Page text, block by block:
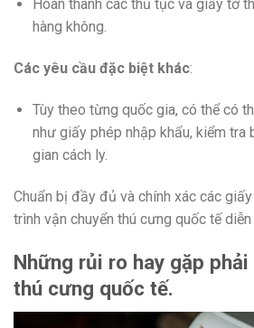
Hoàn thành các thủ tục và giấy tờ
hàng không.
Các yêu cầu đặc biệt khác:
Tùy theo từng quốc gia, có thể có
như giấy phép nhập khẩu, kiểm tra
gian cách ly.
Chuẩn bị đầy đủ và chính xác các
trình vận chuyển thú cưng quốc tế
Những rủi ro hay gặp
thú cưng quốc tế.